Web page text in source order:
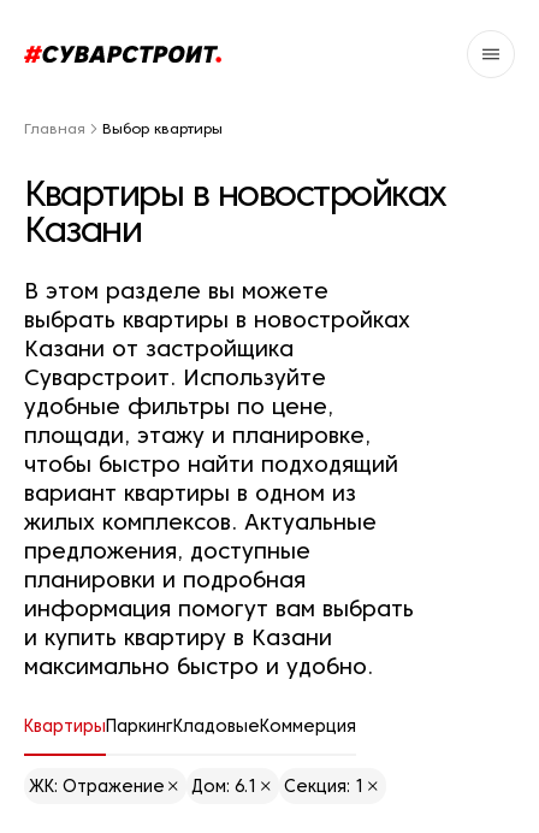
Главная Выбор квартиры
Квартиры в новостройках
Казани
В этом разделе вы можете
выбрать квартиры в новостройках
Казани от застройщика
Суварстроит. Используйте
удобные фильтры по цене,
площади, этажу и планировке,
чтобы быстро найти подходящий
вариант квартиры в одном из
жилых комплексов. Актуальные
предложения, доступные
планировки и подробная
информация помогут вам выбрать
и купить квартиру в Казани
максимально быстро и удобно.
КвартирыПаркингКладовыеКоммерция
ЖК: Отражение Дом: 6.1 Секция: 1